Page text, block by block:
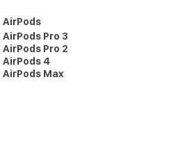
AirPods
AirPods Pro 3
AirPods Pro 2
AirPods 4
AirPods Max